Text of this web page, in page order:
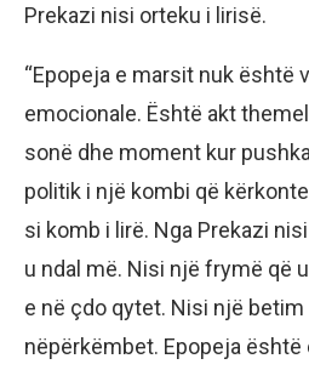
Prekazi nisi orteku i lirisë.
“Epopeja e marsit nuk është
emocionale. Është akt
sonë dhe moment kur
politik i një kombi që
si komb i lirë. Nga Prekazi
u ndal më. Nisi një frymë që
e në çdo qytet. Nisi një
nëpërkëmbet. Epopeja